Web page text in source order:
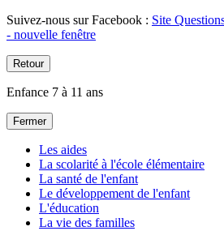
Suivez-nous sur Facebook : Site
- nouvelle fenêtre
Retour
Enfance 7 à 11 ans
Fermer
Les aides
La scolarité à l'école élémentaire
La santé de l'enfant
Le développement de l'enfant
L'éducation
La vie des familles